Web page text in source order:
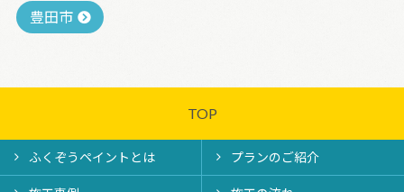
豊田市
TOP
ふくぞうペイントとは プランのご紹介